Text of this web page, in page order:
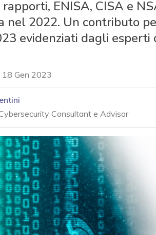
ENISA, CISA e
nel 2022. Un contributo
evidenziati dagli
18 Gen 2023
Consultant e Advisor